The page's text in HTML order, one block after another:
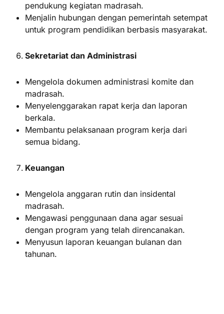
pendukung kegiatan madrasah.
Menjalin hubungan dengan pemerintah setempat
untuk program pendidikan berbasis masyarakat.
Sekretariat dan Administrasi
Mengelola dokumen administrasi komite dan
madrasah.
Menyelenggarakan rapat kerja dan laporan
berkala.
Membantu pelaksanaan program kerja dari
semua bidang.
Keuangan
Mengelola anggaran rutin dan insidental
madrasah.
Mengawasi penggunaan dana agar sesuai
dengan program yang telah direncanakan.
Menyusun laporan keuangan bulanan dan
tahunan.